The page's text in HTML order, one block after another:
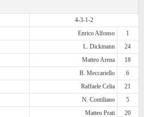
4-3-1-2
Enrico Alfonso
1
L. Dickmann
24
Matteo Arena
18
B. Meccariello
6
Raffaele Celia
21
N. Contiliano
5
Matteo Prati
20